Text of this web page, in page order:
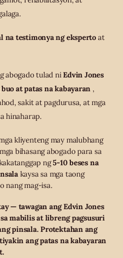
na testimonya ng ekspertoat
abogado tulad niEdvin Jones
at patas na kabayaran ,
sakit at pagdurusa, at mga
hinaharap.
kliyenteng may malubhang
bihasang abogado para sa
ng5-10 beses na
kaysa sa mga taong
nang mag-isa.
— tawagan ang Edvin Jones
mabilis at libreng pagsusuri
pinsala. Protektahan ang
ang patas na kabayaran